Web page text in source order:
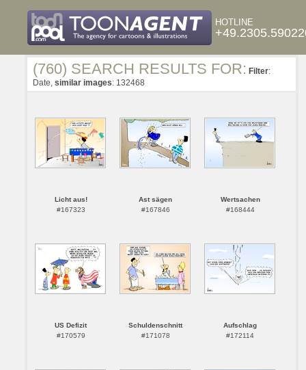
HOTLINE
(760) SEARCH RESULTS FOR: Filter:
Date, similar images: 132468
Licht aus!
#167323
Ast sägen
#167846
Wertsachen
#168444
US Defizit
#170579
Schuldenschnitt
#171078
Aufschlag
#172114